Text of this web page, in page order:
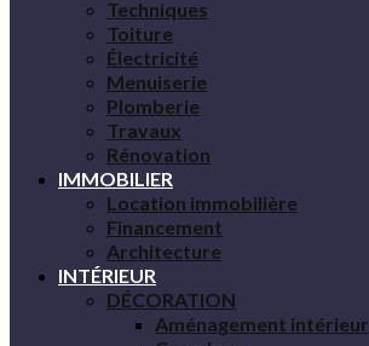
Techniques
Toiture
Électricité
Menuiserie
Plomberie
Travaux
Rénovation
IMMOBILIER
Location immobilière
Financement
Architecture
INTÉRIEUR
DÉCORATION
Aménagement intérieur